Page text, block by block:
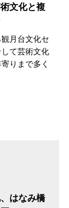
文化と複
月台文化セ
て芸術文化
りまで多く
はなみ橋